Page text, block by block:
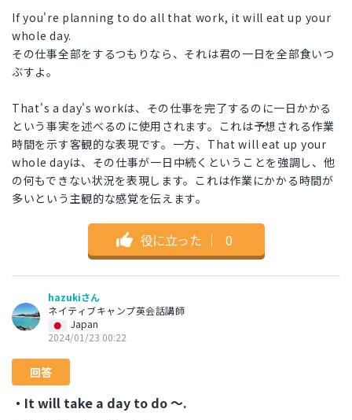
If you're planning to do all that work, it will eat up your
whole day.
その仕事全部をするつもりなら、それは君の一日を全部食いつ
ぶすよ。
That's a day's workは、その仕事を完了するのに一日かかる
という事実を述べるのに使用されます。これは予想される作業
時間を示す客観的な表現です。一方、That will eat up your
whole dayは、その仕事が一日中続くということを強調し、他
の何もできない状況を表現します。これは作業にかかる時間が
多いという主観的な感覚を伝えます。
役に立った ｜ 0
hazukiさん
ネイティブキャンプ英会話講師
Japan
2024/01/23 00:22
回答
・It will take a day to do ～.